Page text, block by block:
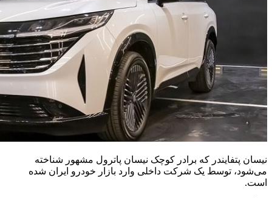
نیسان پتفایندر که برادر کوچک نیسان پاترول مشهور شناخته
می‌شود، توسط یک شرکت داخلی وارد بازار خودرو ایران شده
است.